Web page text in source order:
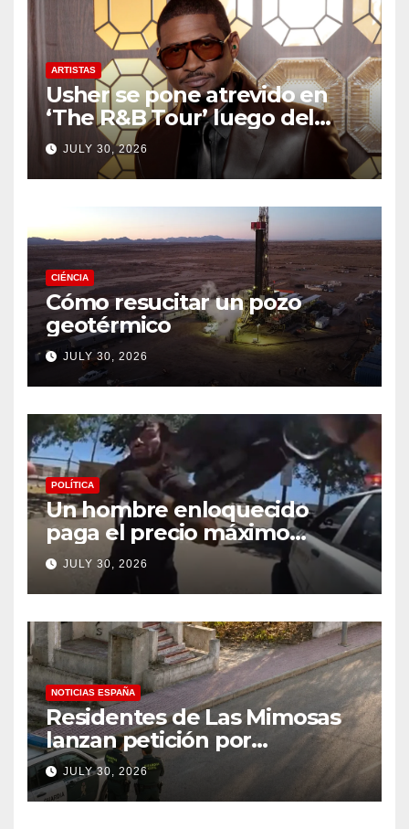
ARTISTAS
Usher se pone atrevido en
‘The R&B Tour’ luego del
drama de un fan
JULY 30, 2026
CIÉNCIA
Cómo resucitar un pozo
geotérmico
JULY 30, 2026
POLÍTICA
Un hombre enloquecido
paga el precio máximo
después de llevar un cuchillo
a un tiroteo con agentes del
condado de Los Ángeles
(VIDEO) * The Gateway
Pundit * por Cullen
Linebarger
JULY 30, 2026
NOTICIAS ESPAÑA
Residentes de Las Mimosas
lanzan petición por
disminución ‘inaceptable’ de
servicios básicos – The
Leader
JULY 30, 2026